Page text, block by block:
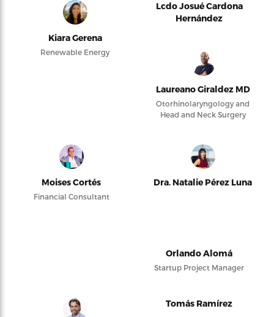
Kiara Gerena
Renewable Energy
Lcdo Josué Cardona
Hernández
Laureano Giraldez MD
Otorhinolaryngology and
Head and Neck Surgery
Moises Cortés
Financial Consultant
Dra. Natalie Pérez Luna
Orlando Alomá
Startup Project Manager
Tomás Ramírez